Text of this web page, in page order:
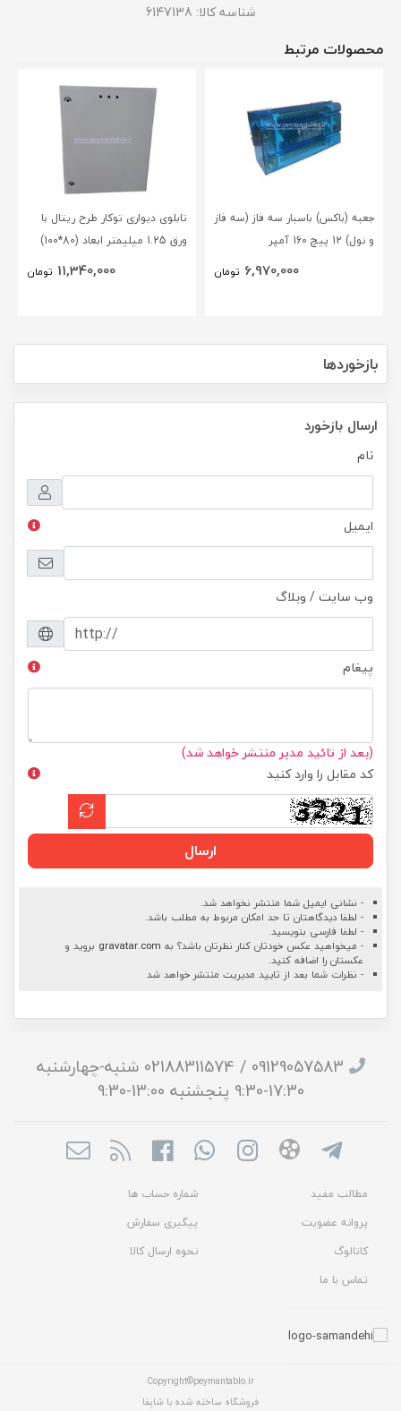
شناسه کالا: 6147138
محصولات مرتبط
جعبه (باکس) باسبار سه فاز (سه فاز
و نول) 12 پیچ 160 آمپر
6,970,000 تومان
تابلوی دیواری توکار طرح ریتال با
ورق 1.25 میلیمتر ابعاد (80*100)
11,340,000 تومان
بازخوردها
ارسال بازخورد
نام
ایمیل
وب سایت / وبلاگ
پیغام
(بعد از تائید مدیر منتشر خواهد شد)
کد مقابل را وارد کنید
ارسال
- نشانی ایمیل شما منتشر نخواهد شد.
- لطفا دیدگاهتان تا حد امکان مربوط به مطلب باشد.
- لطفا فارسی بنویسید.
- میخواهید عکس خودتان کنار نظرتان باشد؟ به gravatar.com بروید و
عکستان را اضافه کنید.
- نظرات شما بعد از تایید مدیریت منتشر خواهد شد
09129057583 / 02188311574 شنبه-چهارشنبه
17:30-9:30 پنجشنبه 13:00-9:30
مطالب مفید
شماره حساب ها
پروانه عضویت
پیگیری سفارش
کاتالوگ
نحوه ارسال کالا
تماس با ما
Copyright©peymantablo.ir
فروشگاه ساخته شده با شاپفا